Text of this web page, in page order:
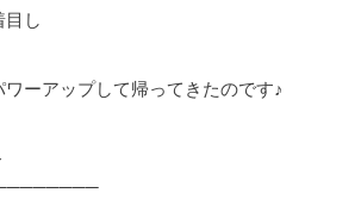
し
ーアップして帰ってきたのです♪